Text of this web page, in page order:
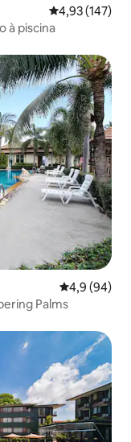
4,93 de uma
4,93 (147)
à piscina
4,9 de uma
4,9 (94)
Palms